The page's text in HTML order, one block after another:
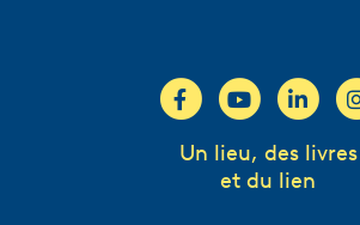
Un lieu, des livres
et du lien